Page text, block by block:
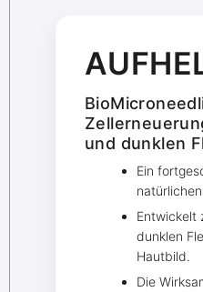
und dunklen
Ein
Entwickelt
dunklen
Hautbild.
Die